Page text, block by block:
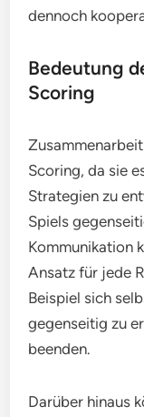
dennoch
Bedeutung
Scoring
Scoring, da sie
Strategien zu
Spiels
Kommunikation
Ansatz für jede
Beispiel sich
gegenseitig zu
beenden.
Darüber hinaus